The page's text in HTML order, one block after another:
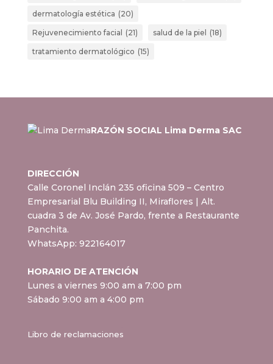
dermatología estética (20)
Rejuvenecimiento facial (21) salud de la piel (18)
tratamiento dermatológico (15)
RAZÓN SOCIAL Lima Derma SAC
DIRECCIÓN
Calle Coronel Inclán 235 oficina 509 – Centro
Empresarial Blu Building II, Miraflores | Alt.
cuadra 3 de Av. José Pardo, frente a Restaurante
Panchita.
WhatsApp: 922164017
HORARIO DE ATENCIÓN
Lunes a viernes 9:00 am a 7:00 pm
Sábado 9:00 am a 4:00 pm
Libro de reclamaciones